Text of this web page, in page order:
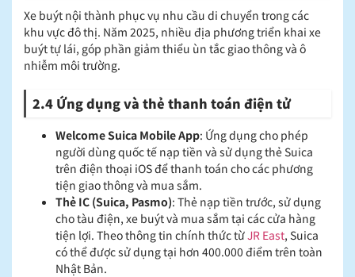
Xe buýt nội thành phục vụ nhu cầu di chuyển trong các
khu vực đô thị. Năm 2025, nhiều địa phương triển khai xe
buýt tự lái, góp phần giảm thiểu ùn tắc giao thông và ô
nhiễm môi trường.​
2.4 Ứng dụng và thẻ thanh toán điện tử
Welcome Suica Mobile App: Ứng dụng cho phép
người dùng quốc tế nạp tiền và sử dụng thẻ Suica
trên điện thoại iOS để thanh toán cho các phương
tiện giao thông và mua sắm.​
Thẻ IC (Suica, Pasmo): Thẻ nạp tiền trước, sử dụng
cho tàu điện, xe buýt và mua sắm tại các cửa hàng
tiện lợi. Theo thông tin chính thức từJR East, Suica
có thể được sử dụng tại hơn 400.000 điểm trên toàn
Nhật Bản.